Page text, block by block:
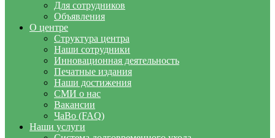
Для сотрудников
Объявления
О центре
Структура центра
Наши сотрудники
Инновационная деятельность
Печатные издания
Наши достижения
СМИ о нас
Вакансии
ЧаВо (FAQ)
Наши услуги